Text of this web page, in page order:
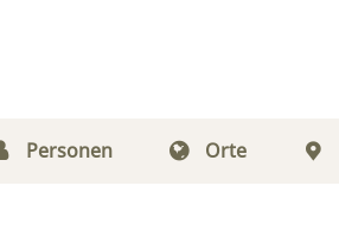
Personen Orte